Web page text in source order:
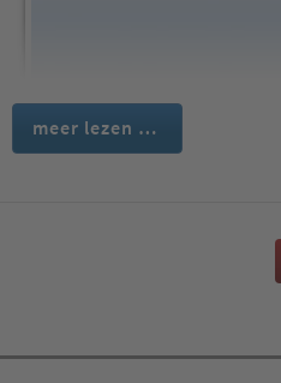
meer lezen …